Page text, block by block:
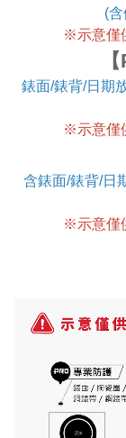
(
※示意僅
錶面/錶背/日期
※示意僅
含錶面/錶背/日
※示意僅